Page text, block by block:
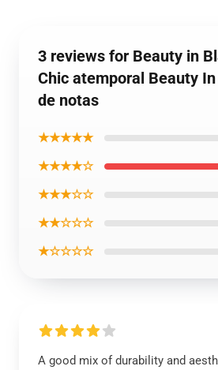
3 reviews for Beauty in
Chic atemporal Beauty
de notas
★★★★★
★★★★☆
★★★☆☆
★★☆☆☆
★☆☆☆☆
A good mix of durability and